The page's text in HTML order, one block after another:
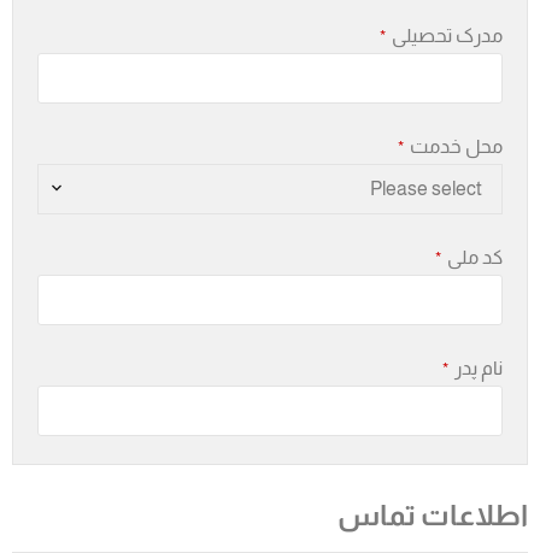
مدرک تحصیلی *
محل خدمت *
Please select
کد ملی *
نام پدر *
اطلاعات تماس